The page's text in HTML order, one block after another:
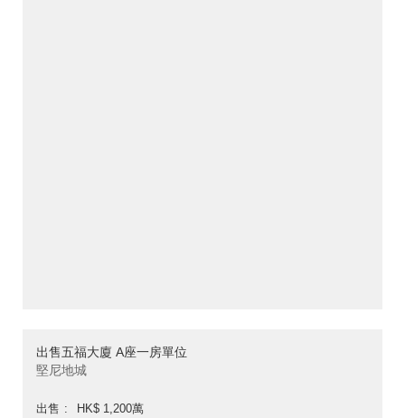
出售五福大廈 A座一房單位
堅尼地城
出售
HK$ 1,200萬